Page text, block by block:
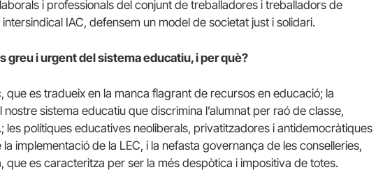
i professionals del conjunt de treballadores i treballadors de
IAC, defensem un model de societat just i solidari.
greu i urgent del sistema educatiu, i per què?
que es tradueix en la manca flagrant de recursos en educació; la
sistema educatiu que discrimina l’alumnat per raó de classe,
les polítiques educatives neoliberals, privatitzadores i antidemocràtiques
implementació de la LEC, i la nefasta governança de les conselleries,
que es caracteritza per ser la més despòtica i impositiva de totes.